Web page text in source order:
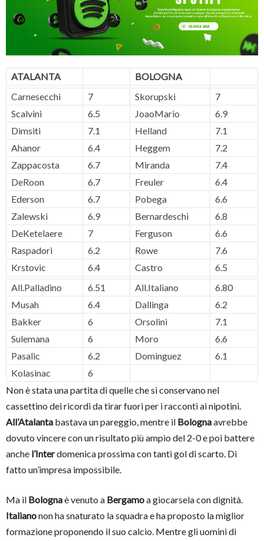
ATALANTA
BOLOGNA
Carnesecchi
7 Skorupski
7
Scalvini
6.5 JoaoMario
6.9
Dimsiti
7.1 Helland
7.1
Ahanor
6.4 Heggem
7.2
Zappacosta
6.7 Miranda
7.4
DeRoon
6.7 Freuler
6.4
Ederson
6.7 Pobega
6.6
Zalewski
6.9 Bernardeschi
6.8
DeKetelaere
7 Ferguson
6.6
Raspadori
6.2 Rowe
7.6
Krstovic
6.4 Castro
6.5
All.Palladino
6.51 All.Italiano
6.80
Musah
6.4 Dallinga
6.2
Bakker
6 Orsolini
7.1
Sulemana
6 Moro
6.6
Pasalic
6.2 Dominguez
6.1
Kolasinac
6
Non è stata una partita di quelle che si conservano nel
cassettino dei ricordi da tirar fuori per i racconti ai nipotini.
All’Atalanta bastava un pareggio, mentre il Bolognaavrebbe
dovuto vincere con un risultato più ampio del 2-0 e poi battere
anche l’Interdomenica prossima con tanti gol di scarto. Di
fatto un’impresa impossibile.
Ma il Bolognaè venuto a Bergamoa giocarsela con dignità.
Italianonon ha snaturato la squadra e ha proposto la miglior
formazione proponendo il suo calcio. Mentre gli uomini di